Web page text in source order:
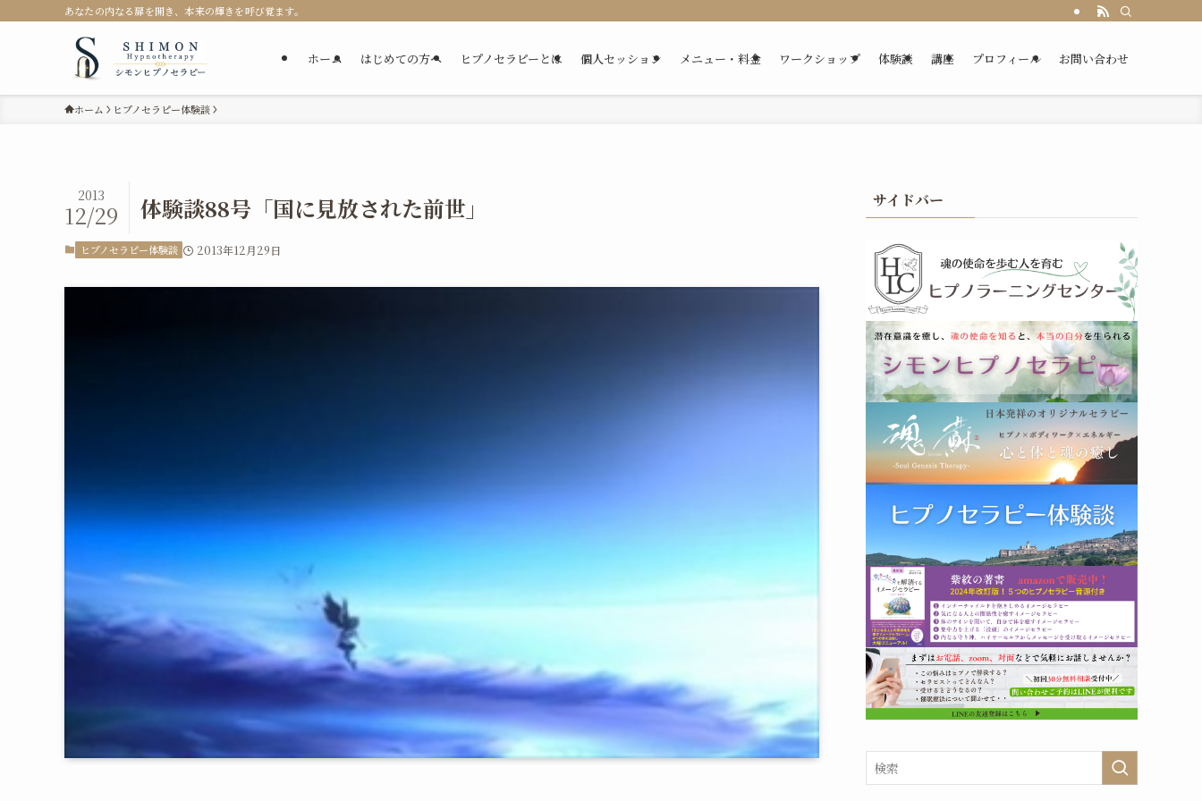
あなたの内なる扉を開き、本来の輝きを呼び覚ます。
ホーム はじめての方へ ヒプノセラピーとは 個人セッション メニュー・料金 ワークショップ 体験談 講座 プロフィール お問い合わせ
ホーム ヒプノセラピー体験談
体験談88号「国に見放された前世」
2013
12/29
ヒプノセラピー体験談 2013年12月29日
サイドバー